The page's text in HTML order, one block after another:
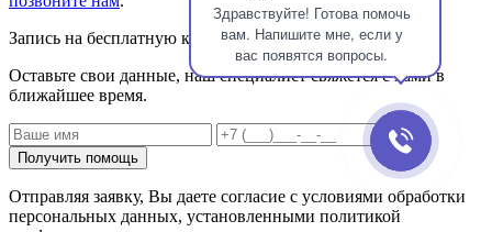
Здравствуйте! Готова помочь
вам. Напишите мне, если у
вас появятся вопросы.
Запись на бесплатную консультацию
Оставьте свои данные, наш специалист свяжется с вами в
ближайшее время.
Получить помощь
Отправляя заявку, Вы даете согласие с условиями обработки
персональных данных, установленными политикой